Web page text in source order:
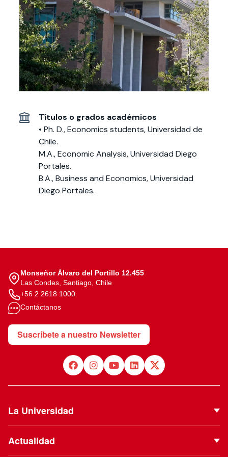
cursos
Especialidades y
estadías
Te puede
interesar:
International
students
Facultades
interesar:
2025
vinculación con la
sociedad
Extensión Cultural
Te puede interesar:Filantropía y Donaciones
intercambio
Servicios y apoyos
Te puede
interesar:
Explora el campus
Uandes
Noticias
estudiantiles
Títulos o grados académicos
• Ph. D., Economics students, Universidad de
Chile.
M.A., Economic Analysis, Universidad Diego
Portales.
B.A., Business and Economics, Universidad
Diego Portales.
Monseñor Álvaro del Portillo 12.455
Las Condes, Santiago, Chile
+56 2 2618 1000
Contáctanos
Suscríbete a nuestro Newsletter
La Universidad
Actualidad